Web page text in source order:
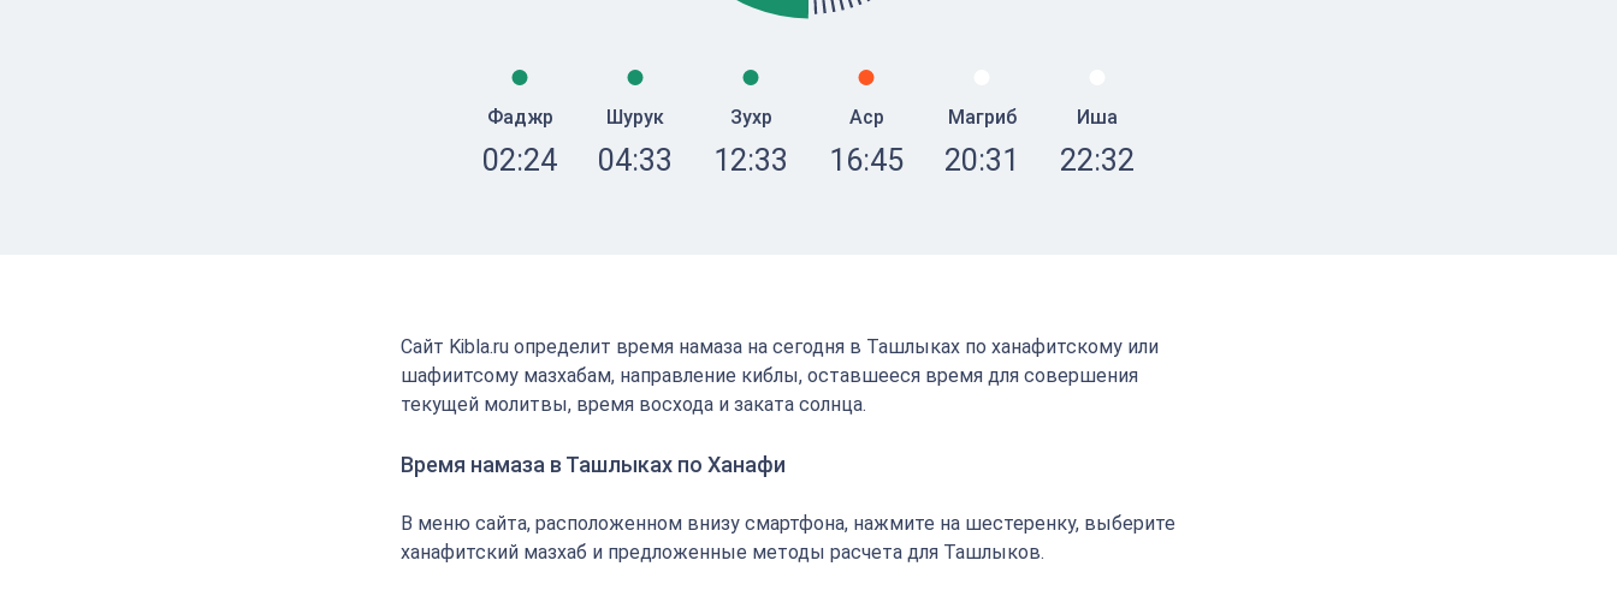
Фаджр
02:24
Шурук
04:33
Зухр
12:33
Аср
16:45
Магриб
20:31
Иша
22:32
Сайт Kibla.ru определит время намаза на сегодня в Ташлыках по ханафитскому или
шафиитсому мазхабам, направление киблы, оставшееся время для совершения
текущей молитвы, время восхода и заката солнца.
Время намаза в Ташлыках по Ханафи
В меню сайта, расположенном внизу смартфона, нажмите на шестеренку, выберите
ханафитский мазхаб и предложенные методы расчета для Ташлыков.